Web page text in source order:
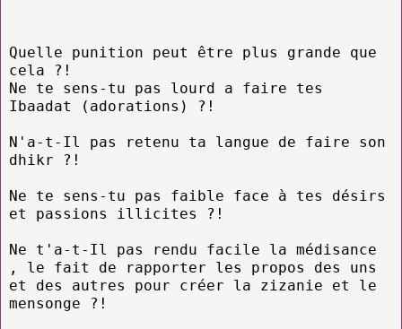
Quelle punition peut être plus grande que
cela ?!
Ne te sens-tu pas lourd a faire tes
Ibaadat (adorations) ?!
N'a-t-Il pas retenu ta langue de faire son
dhikr ?!
Ne te sens-tu pas faible face à tes désirs
et passions illicites ?!
Ne t'a-t-Il pas rendu facile la médisance
, le fait de rapporter les propos des uns
et des autres pour créer la zizanie et le
mensonge ?!